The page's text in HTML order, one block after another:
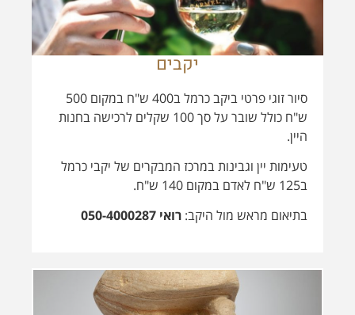
טעימות יין וגבינות במרכז המבקרים של יקבי כרמל
ב125 ש"ח לאדם במקום 140 ש"ח.
בתיאום מראש מול היקב:רואי 050-4000287
אומנות